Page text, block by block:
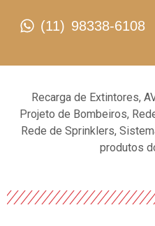
(11) 98338-6108
Recarga de Extintores,
Projeto de Bombeiros,
Rede de Sprinklers,
produtos